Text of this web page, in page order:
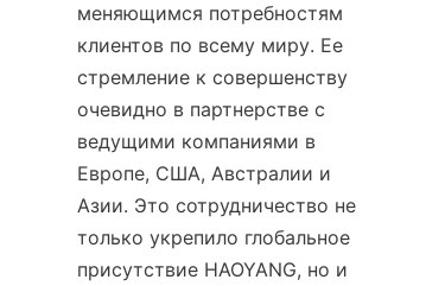
меняющимся потребностям
клиентов по всему миру. Ее
стремление к совершенству
очевидно в партнерстве с
ведущими компаниями в
Европе, США, Австралии и
Азии. Это сотрудничество не
только укрепило глобальное
присутствие HAOYANG, но и